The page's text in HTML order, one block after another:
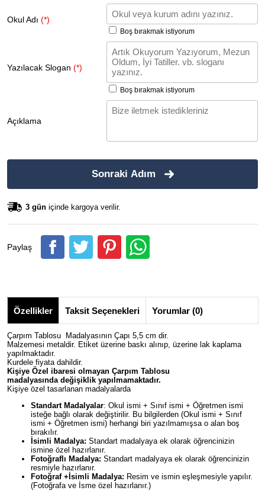
Okul Adı (*)
Boş bırakmak istiyorum
Yazılacak Slogan (*)
Boş bırakmak istiyorum
Açıklama
Sonraki Adım
3 gün içinde kargoya verilir.
Paylaş
Özellikler Taksit Seçenekleri Yorumlar (0)
Çarpım Tablosu Madalyasının Çapı 5,5 cm dir.
Malzemesi metaldir. Etiket üzerine baskı alınıp, üzerine lak kaplama
yapılmaktadır.
Kurdele fiyata dahildir.
Kişiye Özel ibaresi olmayan Çarpım Tablosu
madalyasında değişiklik yapılmamaktadır.
Kişiye özel tasarlanan madalyalarda
Standart Madalyalar: Okul ismi + Sınıf ismi + Öğretmen ismi
isteğe bağlı olarak değiştirilir. Bu bilgilerden (Okul ismi + Sınıf
ismi + Öğretmen ismi) herhangi biri yazılmamışsa o alan boş
bırakılır.
İsimli Madalya: Standart madalyaya ek olarak öğrencinizin
ismine özel hazırlanır.
Fotoğraflı Madalya: Standart madalyaya ek olarak öğrencinizin
resmiyle hazırlanır.
Fotoğraf +İsimli Madalya: Resim ve ismin eşleşmesiyle yapılır.
(Fotoğrafa ve İsme özel hazırlanır.)